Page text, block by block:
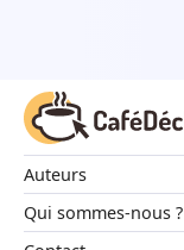
Auteurs
Qui sommes-nous ?